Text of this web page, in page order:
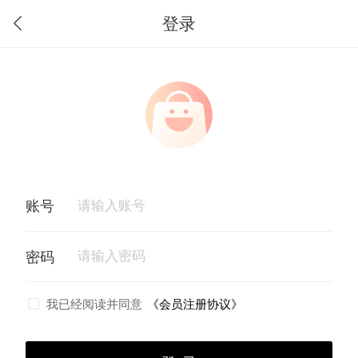
登录
我已经阅读并同意 《会员注册协议》